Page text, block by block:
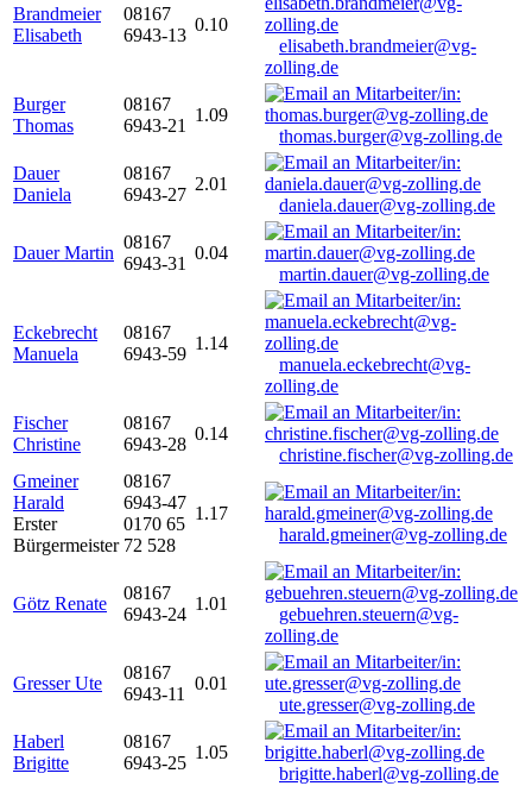
Brandmeier
Elisabeth
08167
6943-13
0.10
elisabeth.brandmeier@vg-
zolling.de
Burger
Thomas
08167
6943-21
1.09
thomas.burger@vg-zolling.de
Dauer
Daniela
08167
6943-27
2.01
daniela.dauer@vg-zolling.de
Dauer Martin
08167
6943-31
0.04
martin.dauer@vg-zolling.de
Eckebrecht
Manuela
08167
6943-59
1.14
manuela.eckebrecht@vg-
zolling.de
Fischer
Christine
08167
6943-28
0.14
christine.fischer@vg-zolling.de
Gmeiner
Harald
Erster
Bürgermeister
08167
6943-47
0170 65
72 528
1.17
harald.gmeiner@vg-zolling.de
Götz Renate
08167
6943-24
1.01
gebuehren.steuern@vg-
zolling.de
Gresser Ute
08167
6943-11
0.01
ute.gresser@vg-zolling.de
Haberl
Brigitte
08167
6943-25
1.05
brigitte.haberl@vg-zolling.de